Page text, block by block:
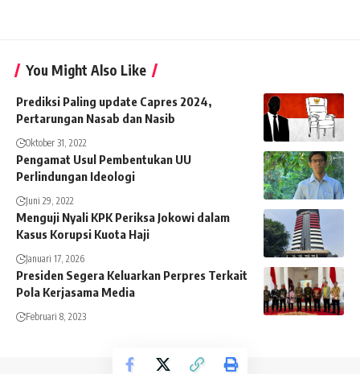
You Might Also Like
Prediksi Paling update Capres 2024,
Pertarungan Nasab dan Nasib
Oktober 31, 2022
Pengamat Usul Pembentukan UU
Perlindungan Ideologi
Juni 29, 2022
Menguji Nyali KPK Periksa Jokowi dalam
Kasus Korupsi Kuota Haji
Januari 17, 2026
Presiden Segera Keluarkan Perpres Terkait
Pola Kerjasama Media
Februari 8, 2023